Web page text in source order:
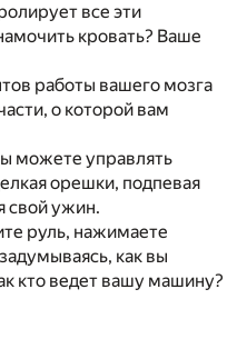
все эти
кровать? Ваше
работы вашего мозга
о которой вам
можете управлять
орешки, подпевая
свой ужин.
руль, нажимаете
как вы
кто ведет вашу машину?